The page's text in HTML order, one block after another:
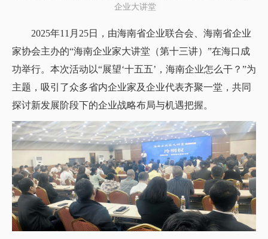
企业大讲堂
2025年11月25日，由海南省企业联合会、海南省企业
家协会主办的“海南企业家大讲堂（第十三讲）”在海口成
功举行。本次活动以“展望‘十五五’，海南企业怎么干？”为
主题，吸引了众多省内企业家及企业代表齐聚一堂，共同
探讨新发展阶段下的企业战略布局与机遇把握。